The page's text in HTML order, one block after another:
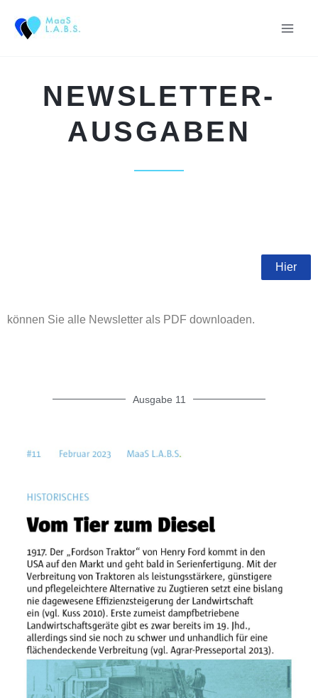
Inhalt
NEWSLETTER-
AUSGABEN
Hier
können Sie alle Newsletter als PDF downloaden.
Ausgabe 11